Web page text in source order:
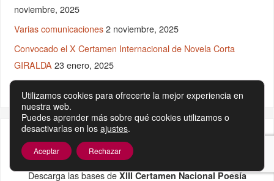
noviembre, 2025
Varias comunicaciones 2 noviembre, 2025
Convocado el X Certamen Internacional de Novela Corta
GIRALDA 23 enero, 2025
Actividad 20 Enero y asuntos varios.20 enero, 2025
BASES XIII CERTAMEN NACIONAL POESÍA RUMAYQUIYA
Descarga las bases deXIII Certamen Nacional Poesía
Utilizamos cookies para ofrecerte la mejor experiencia en
nuestra web.
Puedes aprender más sobre qué cookies utilizamos o
desactivarlas en los ajustes.
Aceptar Rechazar